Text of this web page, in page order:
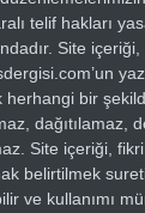
telif hakları
Site
herhangi bir
dağıtılamaz,
Site içeriği,
belirtilmek
ve kullanımı